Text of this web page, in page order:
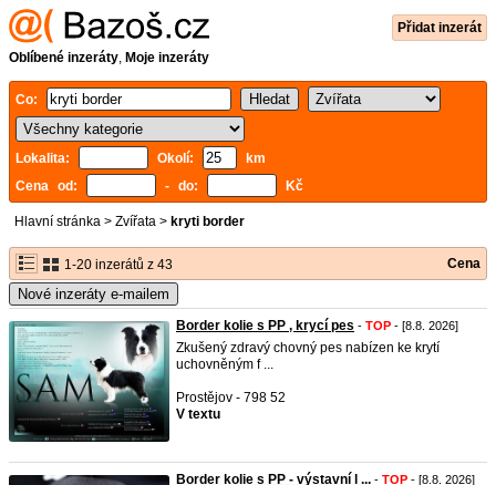
Přidat inzerát
Oblíbené inzeráty, Moje inzeráty
Co:
Lokalita: Okolí:
km
Cena od:
- do: Kč
Hlavní stránka > Zvířata > kryti border
1-20 inzerátů z 43 Cena
Nové inzeráty e-mailem
Border kolie s PP , krycí pes - TOP - [8.8. 2026]
Zkušený zdravý chovný pes nabízen ke krytí
uchovněným f ...
Prostějov - 798 52
V textu
Border kolie s PP - výstavní l ... - TOP - [8.8. 2026]